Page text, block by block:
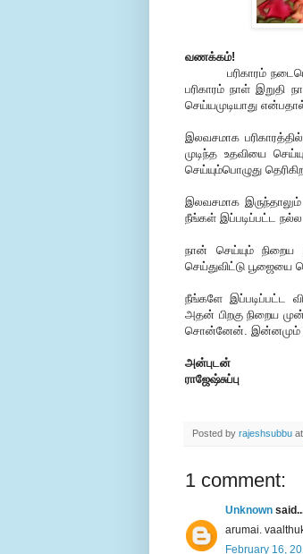
வணக்கம்!
பரிகாரம்
பரிகாரம் நாள் இறுதி
செய்யமுடியாது
இலவசமாக
முடிந்த உதவியை
செய்யும்பொழுது
இலவசமாக
நீங்கள் இப்படிப்பட்ட
நான் செய்யும்
செய்துவிட்டு பூஜையை
நீங்களே இப்படிப்பட்ட
அதன் பிறகு நிறைய
சொன்னேன். இன்னமும்
அன்புடன்
ராஜேஷ்சுப்பு
Posted by rajeshsubbu at
1 comment:
Unknown
arumai.
February 16,